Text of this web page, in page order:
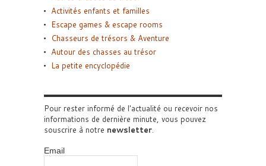
Activités enfants et familles
Escape games & escape rooms
Chasseurs de trésors & Aventure
Autour des chasses au trésor
La petite encyclopédie
Pour rester informé de l'actualité ou recevoir nos
informations de dernière minute, vous pouvez
souscrire à notre newsletter.
Email